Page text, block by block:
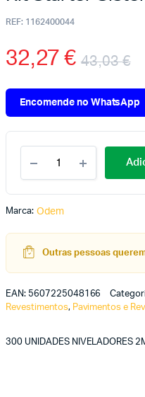
REF: 1162400044
43,03€
32,27€
Encomende no WhatsApp
Marca: Odem
Outras pessoas
EAN: 5607225048166
Revestimentos, Pavimentos e
300 UNIDADES NIVELADORES